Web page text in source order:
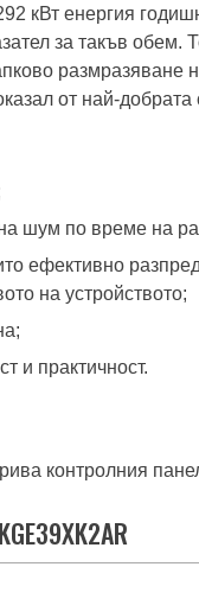
кВт енергия
за такъв обем.
размразяване
от най-добрата
шум по време на
ефективно
на устройството;
и практичност.
контролния